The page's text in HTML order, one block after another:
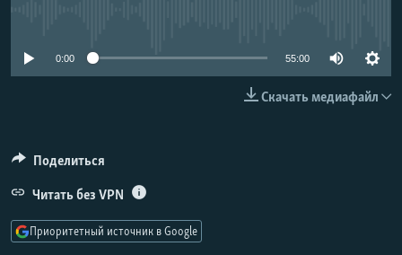
РАСПИСАНИЕ ВЕЩАНИЯ
0:00 55:00
Скачать медиафайл
Поделиться
Читать без VPN
Приоритетный источник в Google